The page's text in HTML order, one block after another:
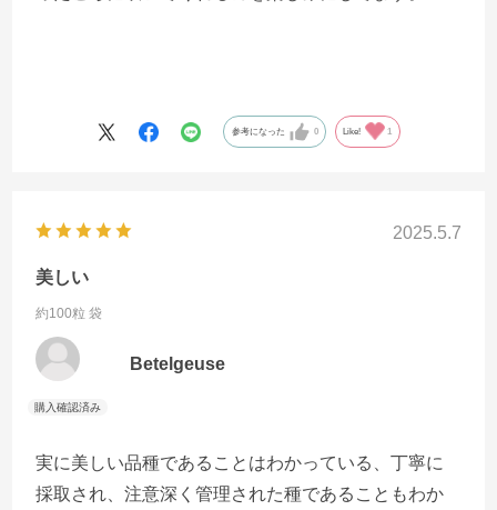
参考になった 0 Like! 1
2025.5.7
美しい
約100粒 袋
Betelgeuse
実に美しい品種であることはわかっている、丁寧に
採取され、注意深く管理された種であることもわか